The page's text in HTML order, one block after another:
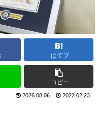
はてブ
コピー
2026.08.06 2022.02.23